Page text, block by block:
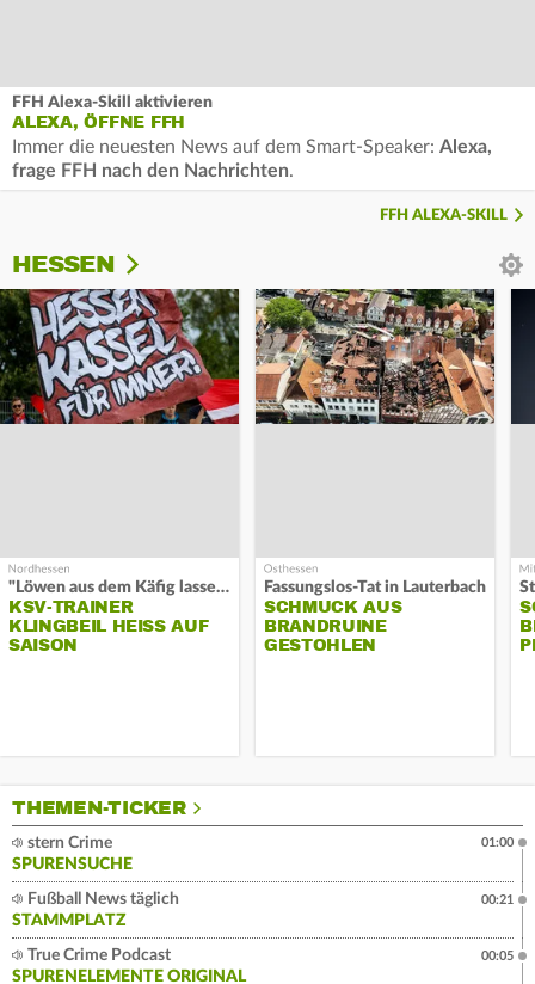
FFH Alexa-Skill aktivieren
ALEXA, ÖFFNE FFH
Immer die neuesten News auf dem Smart-Speaker: Alexa,
frage FFH nach den Nachrichten.
FFH ALEXA-SKILL
HESSEN
"Löwen aus dem Käfig lassen"
KSV-TRAINER
KLINGBEIL HEISS AUF S
AISON
Fassungslos-Tat in Lauterbach
SCHMUCK AUS
BRANDRUINE
GESTOHLEN
THEMEN-TICKER
stern Crime
SPURENSUCHE
01:00
Fußball News täglich
STAMMPLATZ
00:21
True Crime Podcast
SPURENELEMENTE ORIGINAL
00:05